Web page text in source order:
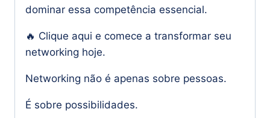
dominar essa competência essencial.
🔥 Clique aqui e comece a transformar seu
networking hoje.
Networking não é apenas sobre pessoas.
É sobre possibilidades.